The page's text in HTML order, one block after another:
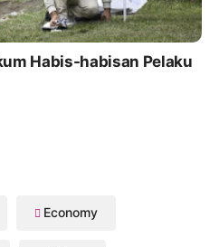
Habis-habisan Pelaku
Economy